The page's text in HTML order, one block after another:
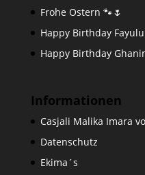
Frohe Ostern 🐾🌷
Happy Birthday
Happy Birthday
Informationen
Casjali Malika Imara
Datenschutz
Ekima´s